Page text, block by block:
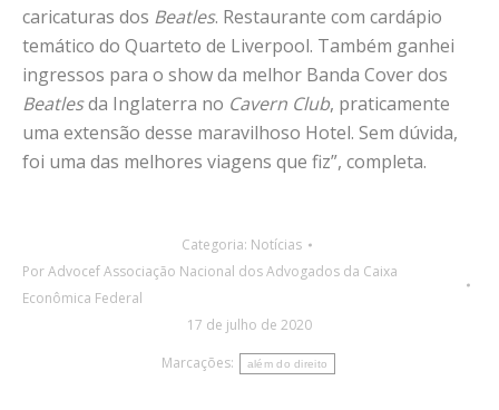
caricaturas dos Beatles. Restaurante com cardápio
temático do Quarteto de Liverpool. Também ganhei
ingressos para o show da melhor Banda Cover dos
Beatlesda Inglaterra no Cavern Club, praticamente
uma extensão desse maravilhoso Hotel. Sem dúvida,
foi uma das melhores viagens que fiz”, completa.
Categoria: Notícias
PorAdvocef Associação Nacional dos Advogados da Caixa
Econômica Federal
17 de julho de 2020
Marcações:
além do direito